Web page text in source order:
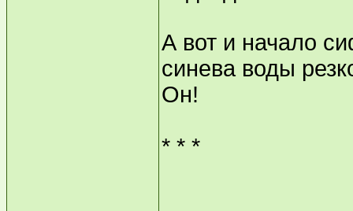
А вот и начало
синева воды
Он!
* * *